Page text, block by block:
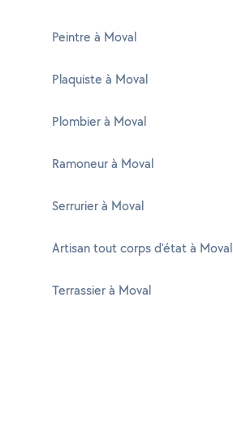
Peintre à Moval
Plaquiste à Moval
Plombier à Moval
Ramoneur à Moval
Serrurier à Moval
Artisan tout corps d'état à Moval
Terrassier à Moval